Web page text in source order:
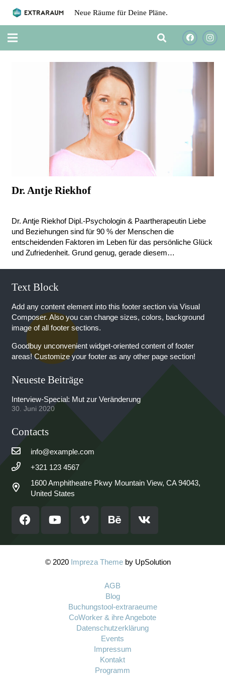
Neue Räume für Deine Pläne.
Dr. Antje Riekhof
Dr. Antje Riekhof Dipl.-Psychologin & Paartherapeutin Liebe
und Beziehungen sind für 90 % der Menschen die
entscheidenden Faktoren im Leben für das persönliche Glück
und Zufriedenheit. Grund genug, gerade diesem…
Text Block
Add any content element into this footer section via Visual
Composer. Also you can change sizes, colors, background
image of all footer sections.
Goodbuy unconvenient widget-oriented content of footer
areas! Customize your footer as any other page section!
Neueste Beiträge
Interview-Special: Mut zur Veränderung
30. Juni 2020
Contacts
info@example.com
+321 123 4567
1600 Amphitheatre Pkwy Mountain View, CA 94043,
United States
© 2020 Impreza Theme by UpSolution
AGB
Blog
Buchungstool-extraraeume
CoWorker & ihre Angebote
Datenschutzerklärung
Events
Impressum
Kontakt
Programm